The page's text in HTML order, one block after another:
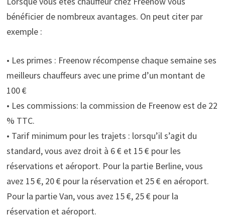
bénéficier de nombreux avantages. On peut citer par
exemple :
• Les primes : Freenow récompense chaque semaine ses
meilleurs chauffeurs avec une prime d’un montant de
100 €
• Les commissions: la commission de Freenow est de 22
% TTC.
• Tarif minimum pour les trajets : lorsqu’il s’agit du
standard, vous avez droit à 6 € et 15 € pour les
réservations et aéroport. Pour la partie Berline, vous
avez 15 €, 20 € pour la réservation et 25 € en aéroport.
Pour la partie Van, vous avez 15 €, 25 € pour la
réservation et aéroport.